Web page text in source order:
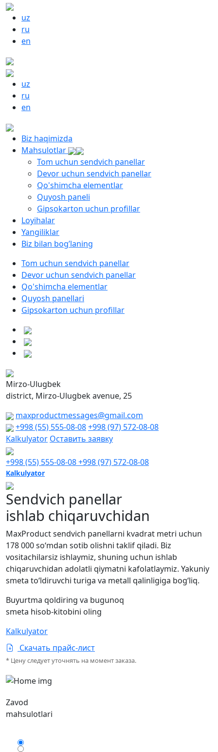
uz
ru
en
uz
ru
en
Biz haqimizda
Mahsulotlar
Tom uchun sendvich panellar
Devor uchun sendvich panellar
Qo'shimcha elementlar
Quyosh paneli
Gipsokarton uchun profillar
Loyihalar
Yangiliklar
Biz bilan bog’laning
Tom uchun sendvich panellar
Devor uchun sendvich panellar
Qo'shimcha elementlar
Quyosh panellari
Gipsokarton uchun profillar
Mirzo-Ulugbek
district, Mirzo-Ulugbek avenue, 25
maxproductmessages@gmail.com
+998 (55) 555-08-08+998 (97) 572-08-08
Kalkulyator Оставить заявку
+998 (55) 555-08-08+998 (97) 572-08-08
Kalkulyator
Sendvich panellar
ishlab chiqaruvchidan
MaxProduct sendvich panellarni kvadrat metri uchun
178 000 so‘mdan sotib olishni taklif qiladi. Biz
vositachilarsiz ishlaymiz, shuning uchun ishlab
chiqaruvchidan adolatli qiymatni kafolatlaymiz. Yakuniy
smeta to‘ldiruvchi turiga va metall qalinligiga bog‘liq.
Buyurtma qoldiring va bugunoq
smeta hisob-kitobini oling
Kalkulyator
Скачать прайс-лист
* Цену следует уточнять на момент заказа.
Zavod
mahsulotlari